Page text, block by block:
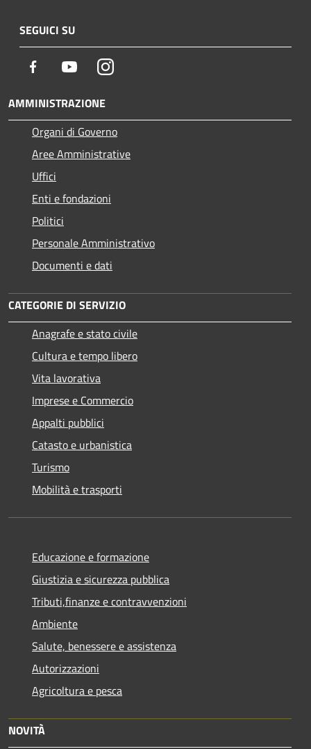
SEGUICI SU
Facebook YoutubeInstagram
AMMINISTRAZIONE
Organi di Governo
Aree Amministrative
Uffici
Enti e fondazioni
Politici
Personale Amministrativo
Documenti e dati
CATEGORIE DI SERVIZIO
Anagrafe e stato civile
Cultura e tempo libero
Vita lavorativa
Imprese e Commercio
Appalti pubblici
Catasto e urbanistica
Turismo
Mobilità e trasporti
Educazione e formazione
Giustizia e sicurezza pubblica
Tributi,finanze e contravvenzioni
Ambiente
Salute, benessere e assistenza
Autorizzazioni
Agricoltura e pesca
NOVITÀ